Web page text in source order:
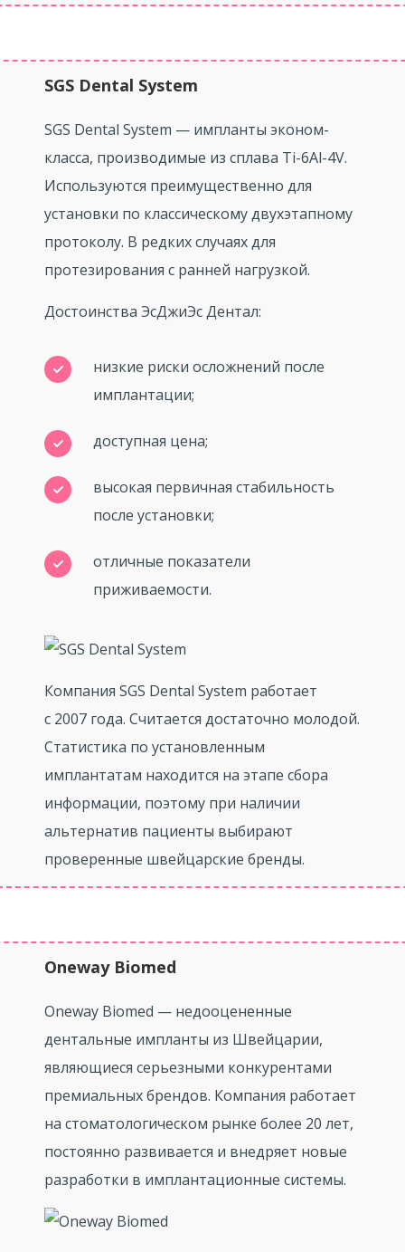
SGS Dental System
SGS Dental System — импланты эконом-
класса, производимые из сплава Ti-6Al-4V.
Используются преимущественно для
установки по классическому двухэтапному
протоколу. В редких случаях для
протезирования с ранней нагрузкой.
Достоинства ЭсДжиЭс Дентал:
низкие риски осложнений после
имплантации;
доступная цена;
высокая первичная стабильность
после установки;
отличные показатели
приживаемости.
Компания SGS Dental System работает
с 2007 года. Считается достаточно молодой.
Статистика по установленным
имплантатам находится на этапе сбора
информации, поэтому при наличии
альтернатив пациенты выбирают
проверенные швейцарские бренды.
Oneway Biomed
Oneway Biomed — недооцененные
дентальные импланты из Швейцарии,
являющиеся серьезными конкурентами
премиальных брендов. Компания работает
на стоматологическом рынке более 20 лет,
постоянно развивается и внедряет новые
разработки в имплантационные системы.